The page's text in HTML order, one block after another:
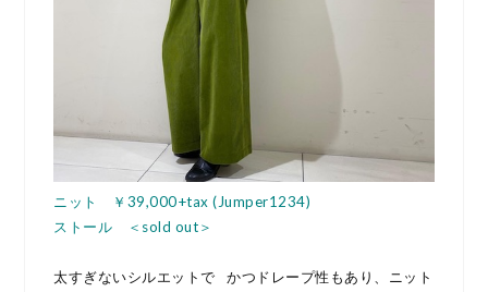
ニット ￥39,000+tax (Jumper1234)
ストール ＜sold out＞
太すぎないシルエットで かつドレープ性もあり、ニット